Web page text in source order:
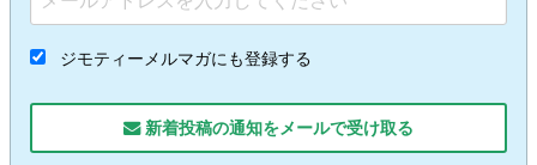
ジモティーメルマガにも登録する
新着投稿の通知をメールで受け取る